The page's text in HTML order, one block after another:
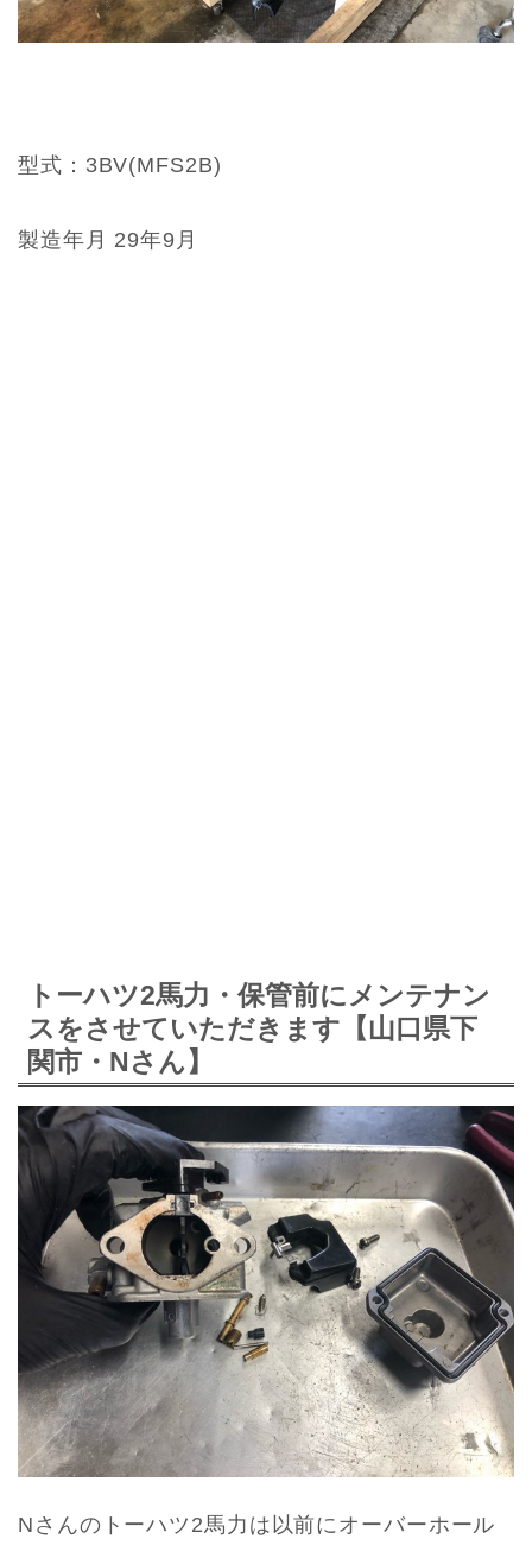
型式：3BV(MFS2B)
製造年月 29年9月
トーハツ2馬力・保管前にメンテナン
スをさせていただきます【山口県下
関市・Nさん】
Nさんのトーハツ2馬力は以前にオーバーホール